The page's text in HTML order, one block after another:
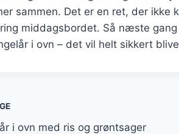
sammen. Det er en ret, der ikke
middagsbordet. Så næste
i ovn – det vil helt sikkert
i ovn med ris og grøntsager